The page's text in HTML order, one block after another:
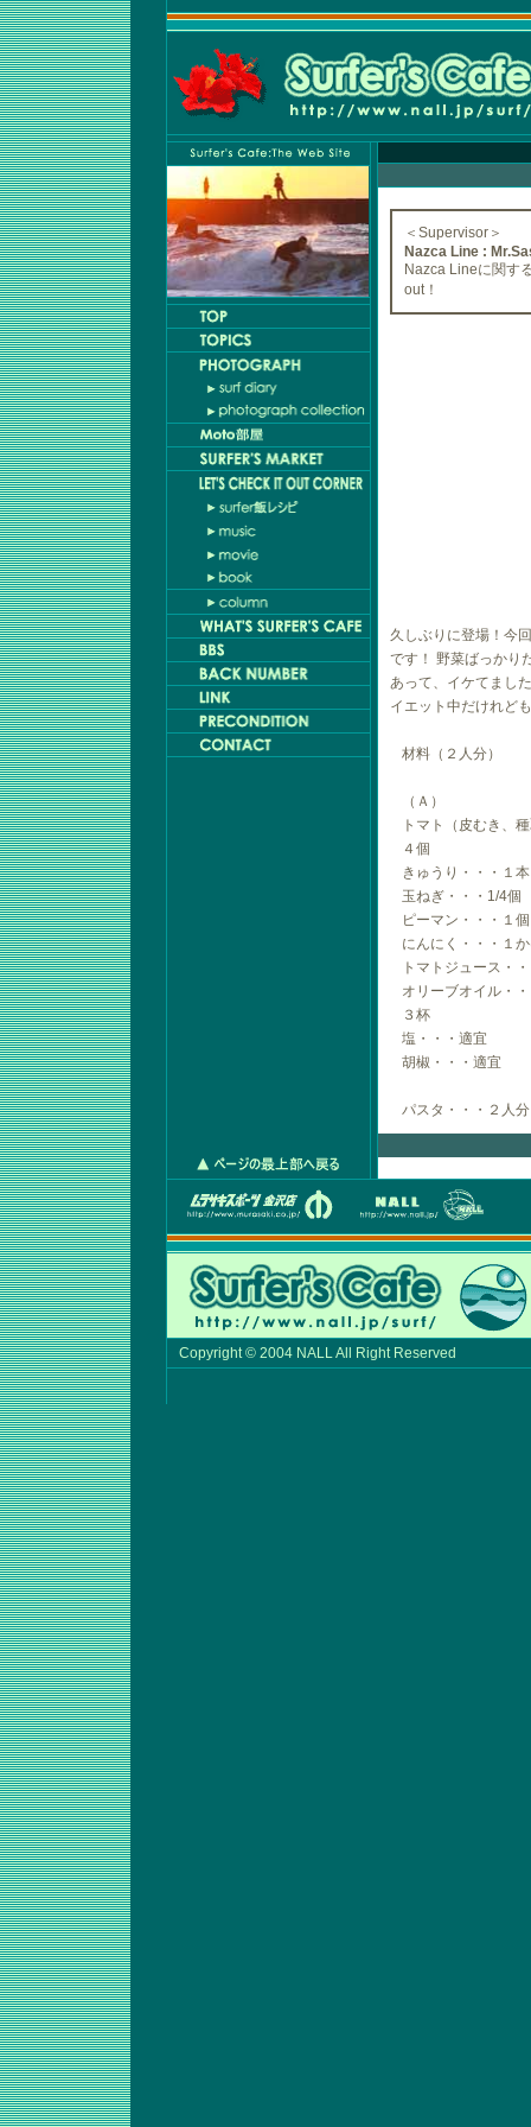
＜Supervisor＞
Nazca Line :
Nazca Lineに関す
out！
久しぶりに登場！今
です！ 野菜ばっかり
あって、イケてまし
イエット中だけれど
材料（２人分）
（Ａ）
トマト（皮むき、
４個
きゅうり・・・１本
玉ねぎ・・・1/4個
ピーマン・・・１個
にんにく・・・１
トマトジュース・
オリーブオイル・
３杯
塩・・・適宜
胡椒・・・適宜
パスタ・・・２人分
Copyright © 2004 NALL All Right Reserved